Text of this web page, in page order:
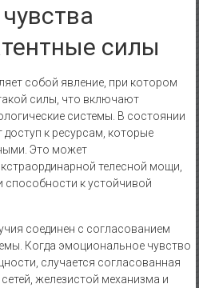
силы
собой явление, при котором
силы, что включают
системы. В состоянии
доступ к ресурсам, которые
Это может
телесной мощи,
способности к устойчивой
соединен с согласованием
Когда эмоциональное чувство
случается согласованная
железистой механизма и